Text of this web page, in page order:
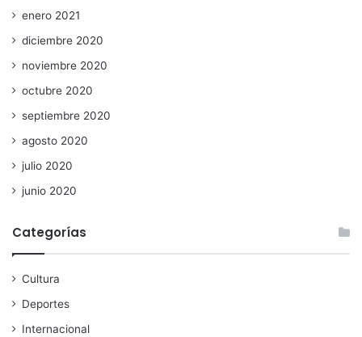
enero 2021
diciembre 2020
noviembre 2020
octubre 2020
septiembre 2020
agosto 2020
julio 2020
junio 2020
Categorías
Cultura
Deportes
Internacional